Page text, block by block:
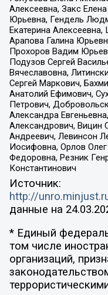
Алексеевна, Закс
Юрьевна, Гендель
Екатерина
Арапова Галина
Прохоров Вадим
Подузов Сергей
Вячеславовна,
Сергей Маркович,
Анатолий Ефимович,
Петрович,
Александра
Александрович, Вицин
Андреевич, Левинсон
Иосифовна, Орлов
Федоровна, Резник
Константинович
Источник:
http://
данные на
* Единый
том числе
организаций,